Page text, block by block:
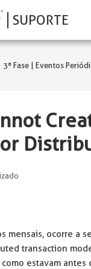
SUPORTE
3ª Fase | Eventos
mensais, ocorre a
transaction
como estavam